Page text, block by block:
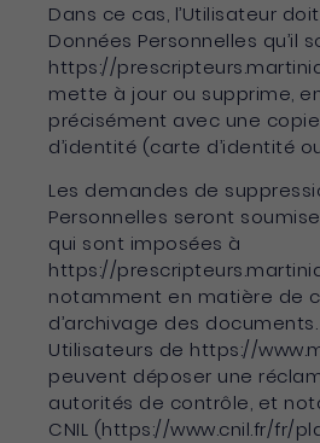
Dans ce cas, l’Utilisateur
Données Personnelles qu’il
https://
mette à jour ou supprime,
précisément avec une
d’identité (carte d’identité
Les demandes de
Personnelles seront
qui sont imposées à
https://
notamment en matière de
d’archivage des documents.
Utilisateurs de https://
peuvent déposer une
autorités de contrôle, et
CNIL (https://www.cnil.fr/fr/